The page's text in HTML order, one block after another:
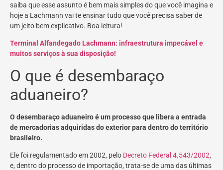
saiba que esse assunto é bem mais simples do que você imagina e
hoje a Lachmann vai te ensinar tudo que você precisa saber de
um jeito bem explicativo. Boa leitura!
Terminal Alfandegado Lachmann: infraestrutura impecável e
muitos serviços à sua disposição!
O que é desembaraço
aduaneiro?
O desembaraço aduaneiro é um processo que libera a entrada
de mercadorias adquiridas do exterior para dentro do território
brasileiro.
Ele foi regulamentado em 2002, pelo Decreto Federal 4.543/2002,
e, dentro do processo de importação, trata-se de uma das últimas